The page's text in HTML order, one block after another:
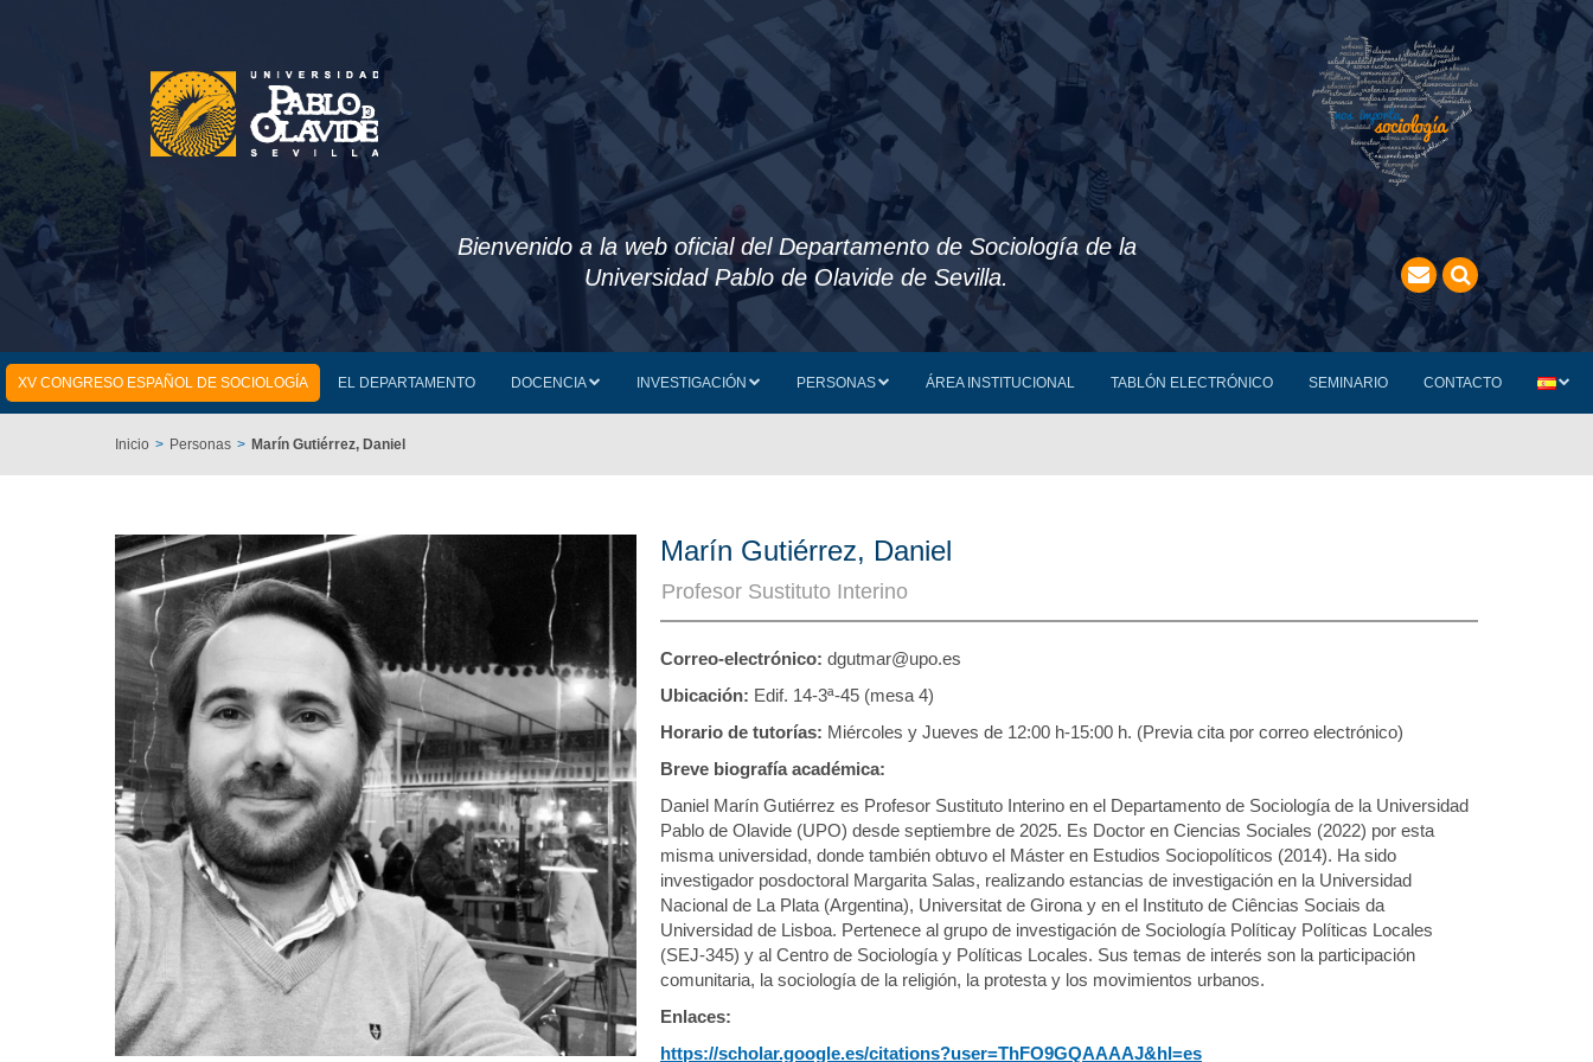
Bienvenido a la web oficial del Departamento de Sociología de la
Universidad Pablo de Olavide de Sevilla.
XV CONGRESO ESPAÑOL DE SOCIOLOGÍA EL DEPARTAMENTO DOCENCIA INVESTIGACIÓN PERSONAS ÁREA INSTITUCIONAL TABLÓN ELECTRÓNICO SEMINARIO CONTACTO
Inicio Personas Marín Gutiérrez, Daniel
Marín Gutiérrez, Daniel
Profesor Sustituto Interino
Correo-electrónico: dgutmar@upo.es
Ubicación: Edif. 14-3ª-45 (mesa 4)
Horario de tutorías: Miércoles y Jueves de 12:00 h-15:00 h. (Previa cita por correo electrónico)
Breve biografía académica:
Daniel Marín Gutiérrez es Profesor Sustituto Interino en el Departamento de Sociología de la Universidad
Pablo de Olavide (UPO) desde septiembre de 2025. Es Doctor en Ciencias Sociales (2022) por esta
misma universidad, donde también obtuvo el Máster en Estudios Sociopolíticos (2014). Ha sido
investigador posdoctoral Margarita Salas, realizando estancias de investigación en la Universidad
Nacional de La Plata (Argentina), Universitat de Girona y en el Instituto de Ciências Sociais da
Universidad de Lisboa. Pertenece al grupo de investigación de Sociología Políticay Políticas Locales
(SEJ-345) y al Centro de Sociología y Políticas Locales. Sus temas de interés son la participación
comunitaria, la sociología de la religión, la protesta y los movimientos urbanos.
Enlaces:
https://scholar.google.es/citations?user=ThFO9GQAAAAJ&hl=es